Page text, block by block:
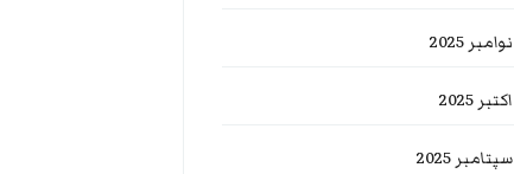
نوامبر 2025
اکتبر 2025
سپتامبر 2025